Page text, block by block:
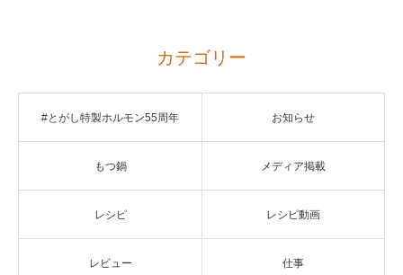
カテゴリー
#とがし特製ホルモン55周年 お知らせ
もつ鍋 メディア掲載
レシピ レシピ動画
レビュー 仕事